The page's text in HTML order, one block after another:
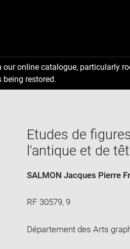
online catalogue, particularly
restored.
Etudes de
l'antique et de
SALMON Jacques Pierre
RF 30579, 9
Département des Arts